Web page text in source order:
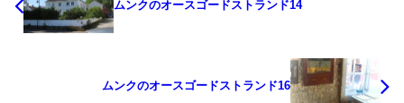
ムンクのオースゴードストランド14
ムンクのオースゴードストランド16